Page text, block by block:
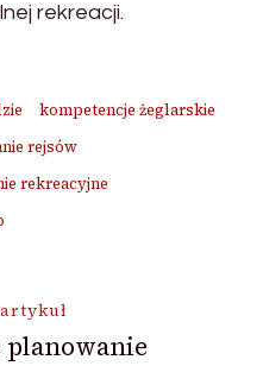
rekreacji.
kompetencje żeglarskie
rejsów
rekreacyjne
planowanie